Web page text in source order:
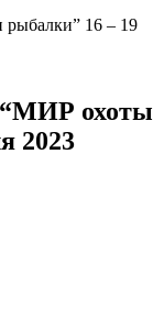
охоты
2023